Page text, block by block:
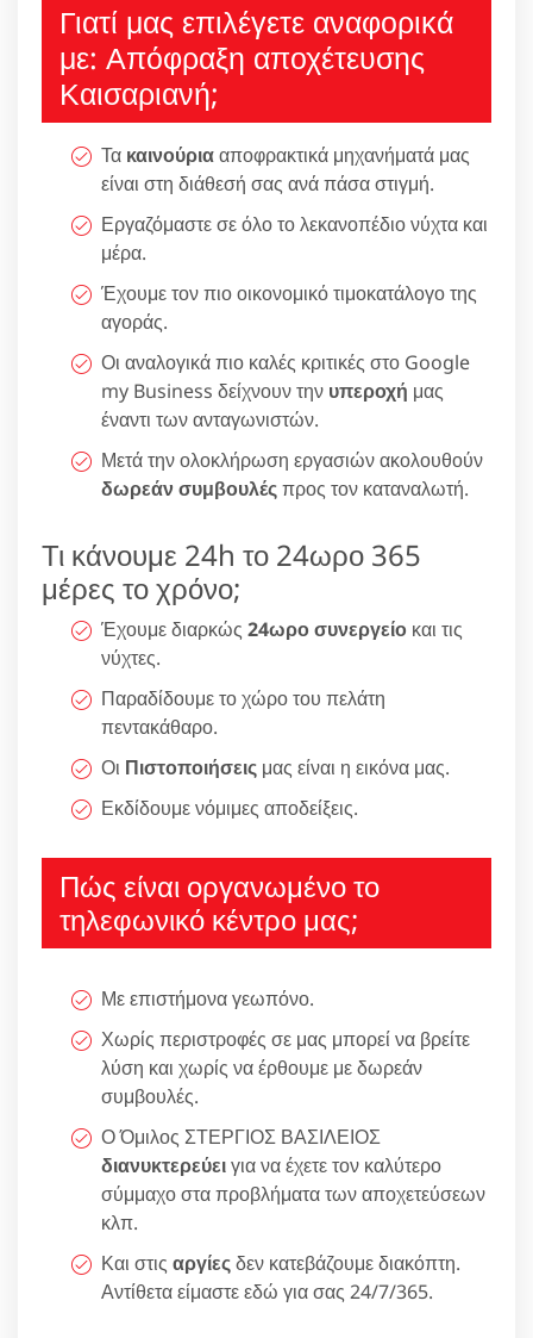
Γιατί μας επιλέγετε αναφορικά
με: Απόφραξη αποχέτευσης
Καισαριανή;
Τα καινούριααποφρακτικά μηχανήματά μας
είναι στη διάθεσή σας ανά πάσα στιγμή.
Εργαζόμαστε σε όλο το λεκανοπέδιο νύχτα και
μέρα.
Έχουμε τον πιο οικονομικό τιμοκατάλογο της
αγοράς.
Οι αναλογικά πιο καλές κριτικές στο Google
my Business δείχνουν την υπεροχή μας
έναντι των ανταγωνιστών.
Μετά την ολοκλήρωση εργασιών ακολουθούν
δωρεάν συμβουλέςπρος τον καταναλωτή.
Τι κάνουμε 24h το 24ωρο 365
μέρες το χρόνο;
Έχουμε διαρκώς 24ωρο συνεργείο και τις
νύχτες.
Παραδίδουμε το χώρο του πελάτη
πεντακάθαρο.
Οι Πιστοποιήσεις μας είναι η εικόνα μας.
Εκδίδουμε νόμιμες αποδείξεις.
Πώς είναι οργανωμένο το
τηλεφωνικό κέντρο μας;
Με επιστήμονα γεωπόνο.
Χωρίς περιστροφές σε μας μπορεί να βρείτε
λύση και χωρίς να έρθουμε με δωρεάν
συμβουλές.
Ο Όμιλος ΣΤΕΡΓΙΟΣ ΒΑΣΙΛΕΙΟΣ
διανυκτερεύειγια να έχετε τον καλύτερο
σύμμαχο στα προβλήματα των αποχετεύσεων
κλπ.
Και στις αργίεςδεν κατεβάζουμε διακόπτη.
Αντίθετα είμαστε εδώ για σας 24/7/365.